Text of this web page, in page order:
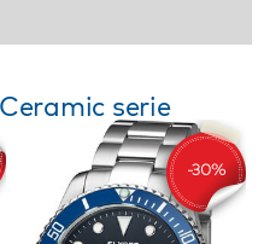
serie